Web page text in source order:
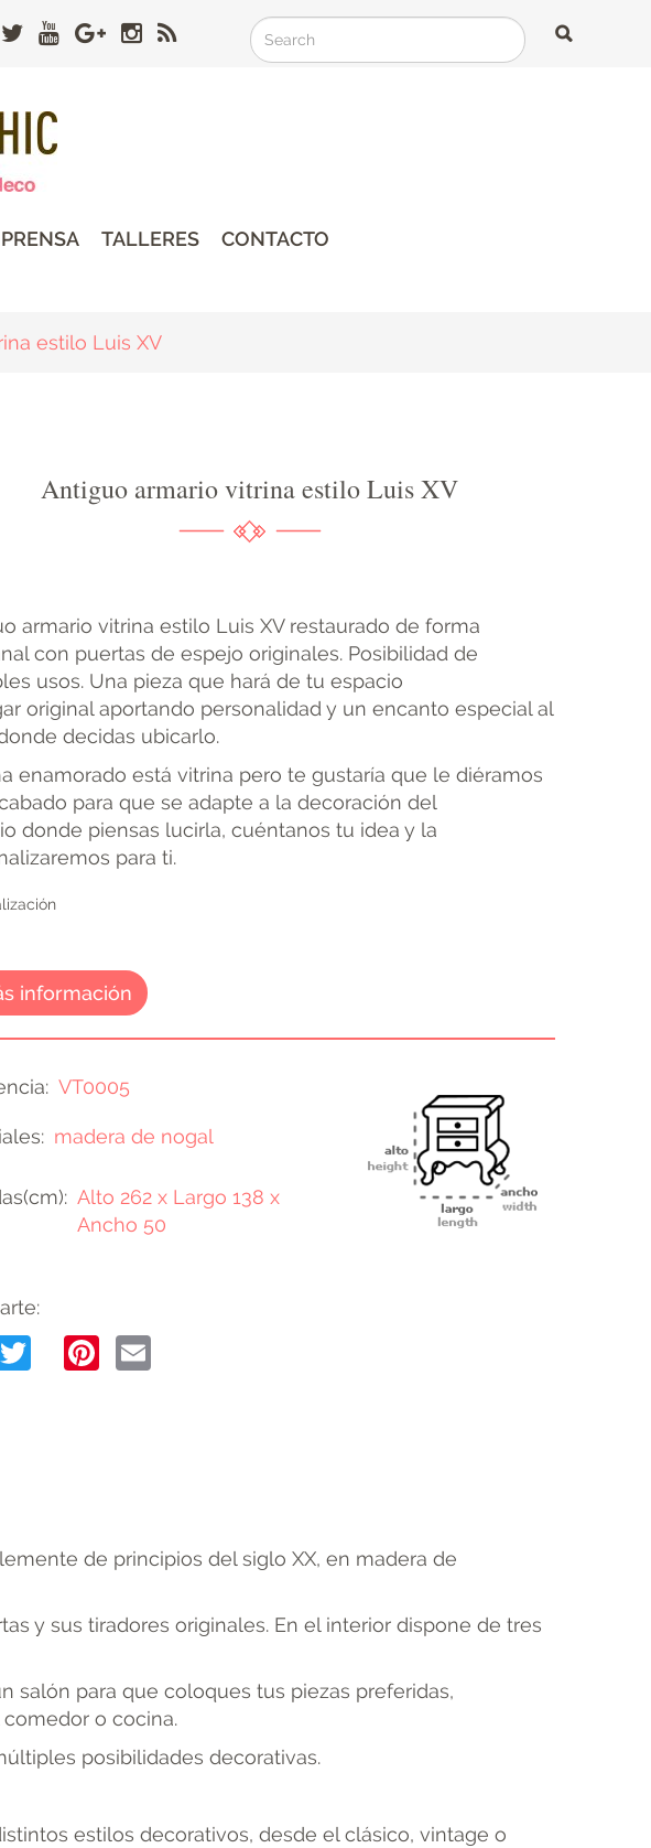
Search
Search
Search
PRENSA TALLERES CONTACTO
estilo Luis XV
Antiguo armario vitrina estilo Luis XV
armario vitrina estilo Luis XV restaurado de forma
con puertas de espejo originales. Posibilidad de
usos. Una pieza que hará de tu espacio
original aportando personalidad y un encanto especial al
decidas ubicarlo.
enamorado está vitrina pero te gustaría que le diéramos
para que se adapte a la decoración del
donde piensas lucirla, cuéntanos tu idea y la
para ti.
información
VT0005
madera de nogal
Alto 262 x Largo 138 x
Ancho 50
TwitterPinterest
de principios del siglo XX, en madera de
y sus tiradores originales. En el interior dispone de tres
salón para que coloques tus piezas preferidas,
o cocina.
posibilidades decorativas.
estilos decorativos, desde el clásico, vintage o